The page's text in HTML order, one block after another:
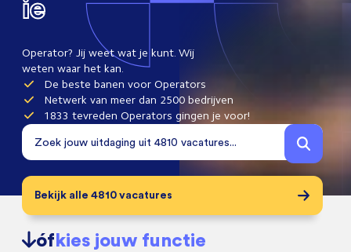
ie
Operator? Jij weet wat je kunt. Wij
weten waar het kan.
De beste banen voor Operators
Netwerk van meer dan 2500 bedrijven
1833 tevreden Operators gingen je voor!
Bekijk alle 4810 vacatures
ófkies jouw functie